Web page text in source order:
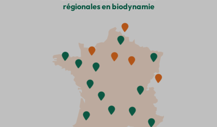
régionales en biodynamie